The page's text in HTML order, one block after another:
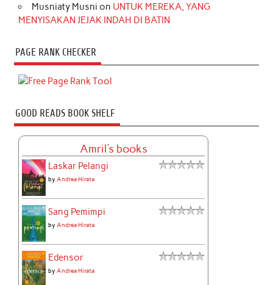
Musniaty Musni on UNTUK MEREKA, YANG
MENYISAKAN JEJAK INDAH DI BATIN
PAGE RANK CHECKER
GOOD READS BOOK SHELF
Amril's books
Laskar Pelangi
byAndrea Hirata
Sang Pemimpi
byAndrea Hirata
Edensor
byAndrea Hirata